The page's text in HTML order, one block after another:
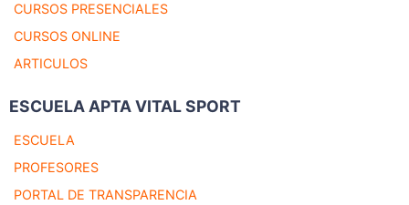
CURSOS PRESENCIALES
CURSOS ONLINE
ARTICULOS
ESCUELA APTA VITAL SPORT
ESCUELA
PROFESORES
PORTAL DE TRANSPARENCIA